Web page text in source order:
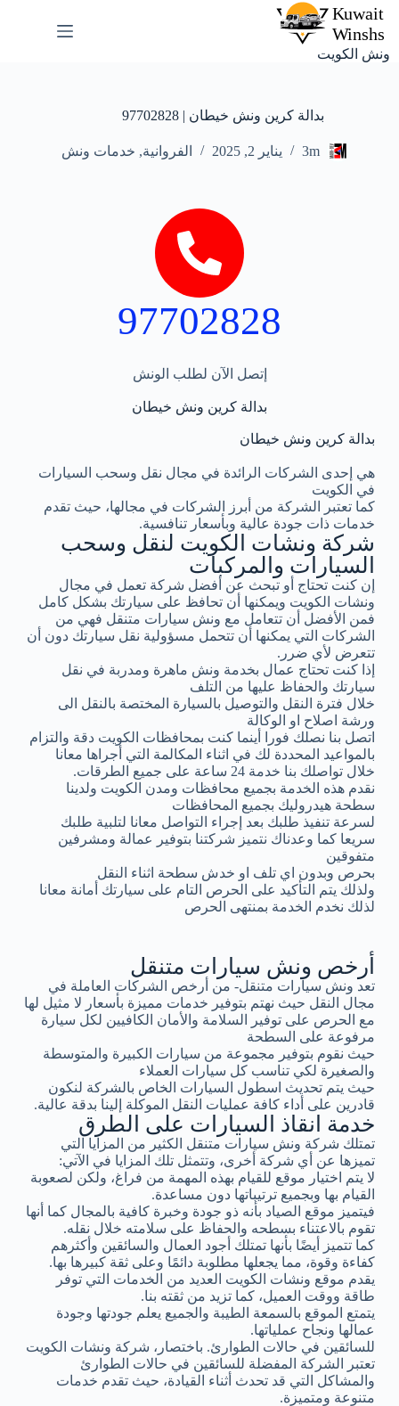
ونش الكويت
بدالة كرين ونش خيطان | 97702828
3m يناير 2, 2025 الفروانية, خدمات ونش
97702828
إتصل الآن لطلب الونش
بدالة كرين ونش خيطان
بدالة كرين ونش خيطان
هي إحدى الشركات الرائدة في مجال نقل وسحب السيارات
في الكويت
كما تعتبر الشركة من أبرز الشركات في مجالها، حيث تقدم
خدمات ذات جودة عالية وبأسعار تنافسية.
شركة ونشات الكويت لنقل وسحب
السيارات والمركبات
إن كنت تحتاج أو تبحث عن أفضل شركة تعمل في مجال
ونشات الكويت ويمكنها أن تحافظ على سيارتك بشكل كامل
فمن الأفضل أن تتعامل مع ونش سيارات متنقل فهي من
الشركات التي يمكنها أن تتحمل مسؤولية نقل سيارتك دون أن
تتعرض لأي ضرر.
إذا كنت تحتاج عمال بخدمة ونش ماهرة ومدربة في نقل
سيارتك والحفاظ عليها من التلف
خلال فترة النقل والتوصيل بالسيارة المختصة بالنقل الى
ورشة اصلاح او الوكالة
اتصل بنا نصلك فورا أينما كنت بمحافظات الكويت دقة والتزام
بالمواعيد المحددة لك في اثناء المكالمة التي أجراها معانا
خلال تواصلك بنا خدمة 24 ساعة على جميع الطرقات.
نقدم هذه الخدمة بجميع محافظات ومدن الكويت ولدينا
سطحة هيدروليك بجميع المحافظات
لسرعة تنفيذ طلبك بعد إجراء التواصل معانا لتلبية طلبك
سريعا كما وعدناك نتميز شركتنا بتوفير عمالة ومشرفين
متفوقين
بحرص وبدون اي تلف او خدش سطحة اثناء النقل
ولذلك يتم التأكيد على الحرص التام على سيارتك أمانة معانا
لذلك نخدم الخدمة بمنتهى الحرص
أرخص ونش سيارات متنقل
تعد ونش سيارات متنقل- من أرخص الشركات العاملة في
مجال النقل حيث نهتم بتوفير خدمات مميزة بأسعار لا مثيل لها
مع الحرص على توفير السلامة والأمان الكافيين لكل سيارة
مرفوعة على السطحة
حيث نقوم بتوفير مجموعة من سيارات الكبيرة والمتوسطة
والصغيرة لكي تناسب كل سيارات العملاء
حيث يتم تحديث اسطول السيارات الخاص بالشركة لنكون
قادرين على أداء كافة عمليات النقل الموكلة إلينا بدقة عالية.
خدمة انقاذ السيارات على الطرق
تمتلك شركة ونش سيارات متنقل الكثير من المزايا التي
تميزها عن أي شركة أخرى، وتتمثل تلك المزايا في الآتي:
لا يتم اختيار موقع للقيام بهذه المهمة من فراغ، ولكن لصعوبة
القيام بها وبجميع ترتيباتها دون مساعدة.
فيتميز موقع الصياد بأنه ذو جودة وخبرة كافية بالمجال كما أنها
تقوم بالاعتناء بسطحه والحفاظ على سلامته خلال نقله.
كما تتميز أيضًا بأنها تمتلك أجود العمال والسائقين وأكثرهم
كفاءة وقوة، مما يجعلها مطلوبة دائمًا وعلى ثقة كبيرها بها.
يقدم موقع ونشات الكويت العديد من الخدمات التي توفر
طاقة ووقت العميل، كما تزيد من ثقته بنا.
يتمتع الموقع بالسمعة الطيبة والجميع يعلم جودتها وجودة
عمالها ونجاح عملياتها.
للسائقين في حالات الطوارئ. باختصار، شركة ونشات الكويت
تعتبر الشركة المفضلة للسائقين في حالات الطوارئ
والمشاكل التي قد تحدث أثناء القيادة، حيث تقدم خدمات
متنوعة ومتميزة.